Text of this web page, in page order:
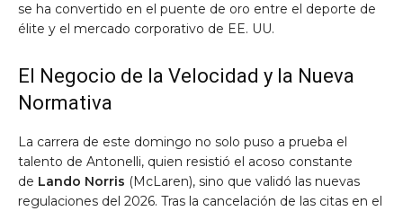
se ha convertido en el puente de oro entre el deporte de
élite y el mercado corporativo de EE. UU.
El Negocio de la Velocidad y la Nueva
Normativa
La carrera de este domingo no solo puso a prueba el
talento de Antonelli, quien resistió el acoso constante
de Lando Norris (McLaren), sino que validó las nuevas
regulaciones del 2026. Tras la cancelación de las citas en el